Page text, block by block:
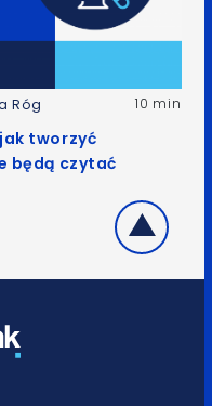
Róg 10 min
tworzyć
będą czytać